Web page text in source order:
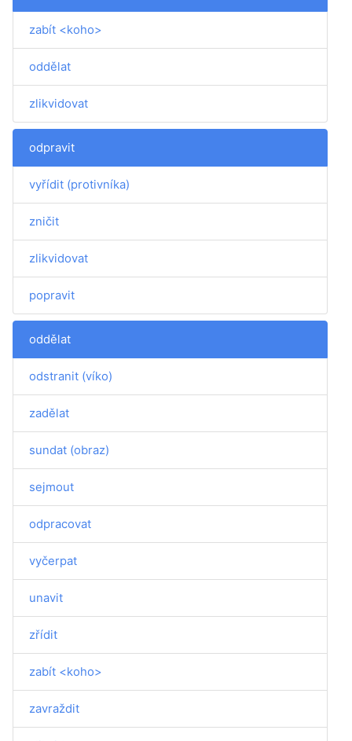
zabít <koho>
oddělat
zlikvidovat
odpravit
vyřídit (protivníka)
zničit
zlikvidovat
popravit
oddělat
odstranit (víko)
zadělat
sundat (obraz)
sejmout
odpracovat
vyčerpat
unavit
zřídit
zabít <koho>
zavraždit